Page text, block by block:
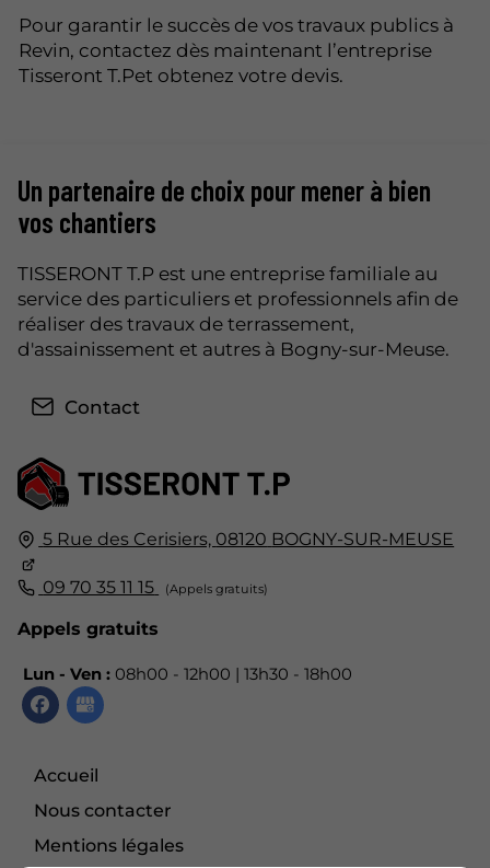
Pour garantir le succès de vos travaux publics à
Revin, contactez dès maintenant l’entreprise
Tisseront T.Pet obtenez votre devis.
5 Rue des Cerisiers, 08120 BOGNY-SUR-MEUSE
09 70 35 11 15
Appels gratuits
Lun - Ven : 08h00 - 12h00 | 13h30 - 18h00
Accueil
Nous contacter
Mentions légales
Un partenaire de choix pour mener à bien
vos chantiers
TISSERONT T.P est une entreprise familiale au
service des particuliers et professionnels afin de
réaliser des travaux de terrassement,
d'assainissement et autres à Bogny-sur-Meuse.
Contact